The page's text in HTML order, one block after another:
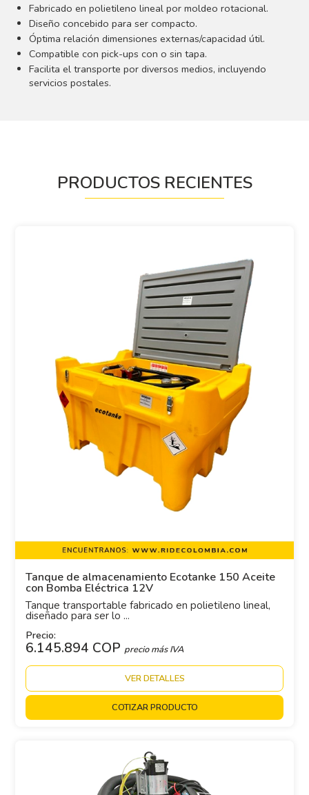
Fabricado en polietileno lineal por moldeo rotacional.
Diseño concebido para ser compacto.
Óptima relación dimensiones externas/capacidad útil.
Compatible con pick-ups con o sin tapa.
Facilita el transporte por diversos medios, incluyendo
servicios postales.
PRODUCTOS RECIENTES
Tanque de almacenamiento Ecotanke 150 Aceite
con Bomba Eléctrica 12V
Tanque transportable fabricado en polietileno lineal,
diseñado para ser lo ...
Precio:
6.145.894 COPprecio más IVA
VER DETALLES
COTIZAR PRODUCTO